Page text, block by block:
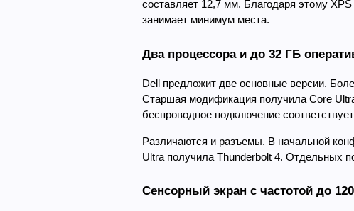
составляет 12,7 мм. Благодаря этому
занимает минимум места.
Два процессора и до 32 ГБ
Dell предложит две основные версии.
Старшая модификация получила Core
беспроводное подключение
Различаются и разъемы. В начальной
Ultra получила Thunderbolt 4. Отдельных
Сенсорный экран с частотой до